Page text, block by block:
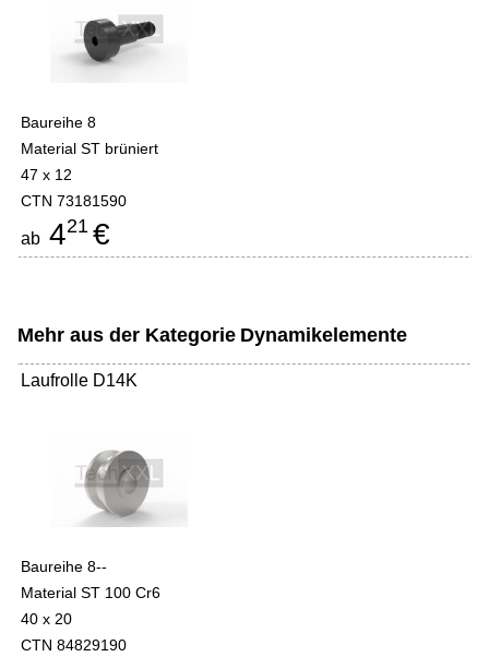
Baureihe 8
Material ST brüniert
47 x 12
CTN 73181590
ab 421 €
Mehr aus der Kategorie Dynamikelemente
Laufrolle D14K
Baureihe 8--
Material ST 100 Cr6
40 x 20
CTN 84829190